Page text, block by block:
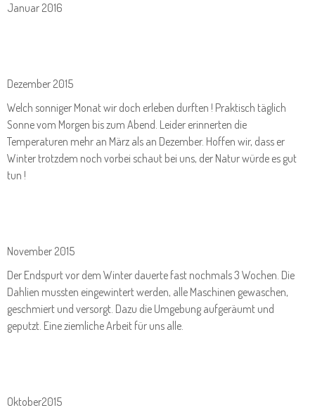
Januar 2016
Dezember 2015
Welch sonniger Monat wir doch erleben durften ! Praktisch täglich
Sonne vom Morgen bis zum Abend. Leider erinnerten die
Temperaturen mehr an März als an Dezember. Hoffen wir, dass er
Winter trotzdem noch vorbei schaut bei uns, der Natur würde es gut
tun !
November 2015
Der Endspurt vor dem Winter dauerte fast nochmals 3 Wochen. Die
Dahlien mussten eingewintert werden, alle Maschinen gewaschen,
geschmiert und versorgt. Dazu die Umgebung aufgeräumt und
geputzt. Eine ziemliche Arbeit für uns alle.
Oktober2015